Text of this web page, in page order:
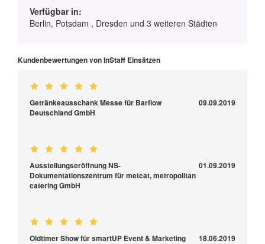
Verfügbar in:
Berlin, Potsdam , Dresden und 3 weiteren Städten
Kundenbewertungen von InStaff Einsätzen
Getränkeausschank Messe für Barflow
Deutschland GmbH
09.09.2019
Ausstellungseröffnung NS-
Dokumentationszentrum für metcat, metropolitan
catering GmbH
01.09.2019
Oldtimer Show für smartUP Event & Marketing 18.06.2019